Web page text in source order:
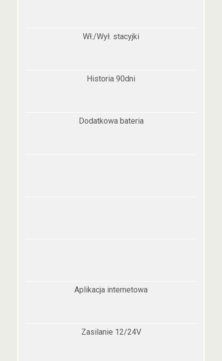
Wł./Wył. stacyjki
Historia 90dni
Dodatkowa bateria
Aplikacja internetowa
Zasilanie 12/24V